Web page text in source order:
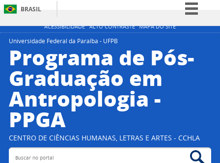
ACESSIBILIDADE ALTO CONTRASTE MAPA DO SITE
BRASIL
Simplifique!
Participe
Legislação
Canais
Universidade Federal da Paraíba - UFPB
Programa de Pós-
Graduação em
Antropologia -
PPGA
CENTRO DE CIÊNCIAS HUMANAS, LETRAS E ARTES - CCHLA
Buscar no portal